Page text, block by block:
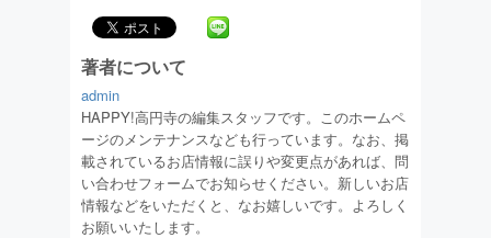
著者について
admin
HAPPY!高円寺の編集スタッフです。このホームペ
ージのメンテナンスなども行っています。なお、掲
載されているお店情報に誤りや変更点があれば、問
い合わせフォームでお知らせください。新しいお店
情報などをいただくと、なお嬉しいです。よろしく
お願いいたします。